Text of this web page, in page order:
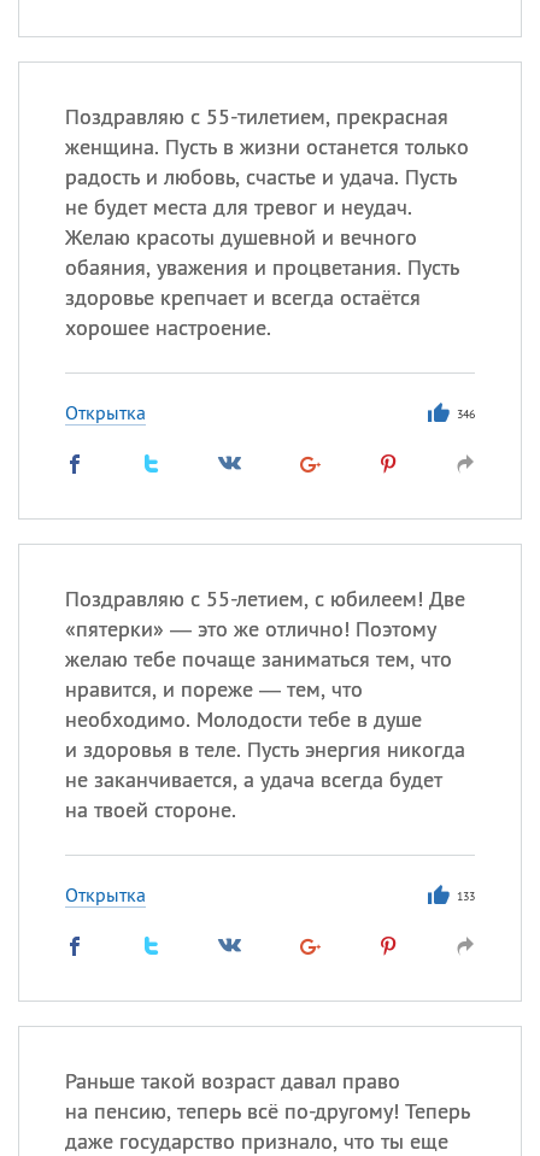
Поздравляю с 55-тилетием, прекрасная
женщина. Пусть в жизни останется только
радость и любовь, счастье и удача. Пусть
не будет места для тревог и неудач.
Желаю красоты душевной и вечного
обаяния, уважения и процветания. Пусть
здоровье крепчает и всегда остаётся
хорошее настроение.
Открытка 346
Поздравляю с 55-летием, с юбилеем! Две
«пятерки» — это же отлично! Поэтому
желаю тебе почаще заниматься тем, что
нравится, и пореже — тем, что
необходимо. Молодости тебе в душе
и здоровья в теле. Пусть энергия никогда
не заканчивается, а удача всегда будет
на твоей стороне.
Открытка 133
Раньше такой возраст давал право
на пенсию, теперь всё по-другому! Теперь
даже государство признало, что ты еще